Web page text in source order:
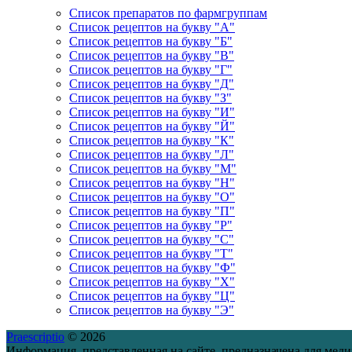
Список препаратов по фармгруппам
Список рецептов на букву "А"
Список рецептов на букву "Б"
Список рецептов на букву "В"
Список рецептов на букву "Г"
Список рецептов на букву "Д"
Список рецептов на букву "З"
Список рецептов на букву "И"
Список рецептов на букву "Й"
Список рецептов на букву "К"
Список рецептов на букву "Л"
Список рецептов на букву "М"
Список рецептов на букву "Н"
Список рецептов на букву "О"
Список рецептов на букву "П"
Список рецептов на букву "Р"
Список рецептов на букву "С"
Список рецептов на букву "Т"
Список рецептов на букву "Ф"
Список рецептов на букву "Х"
Список рецептов на букву "Ц"
Список рецептов на букву "Э"
Praescriptio © 2026